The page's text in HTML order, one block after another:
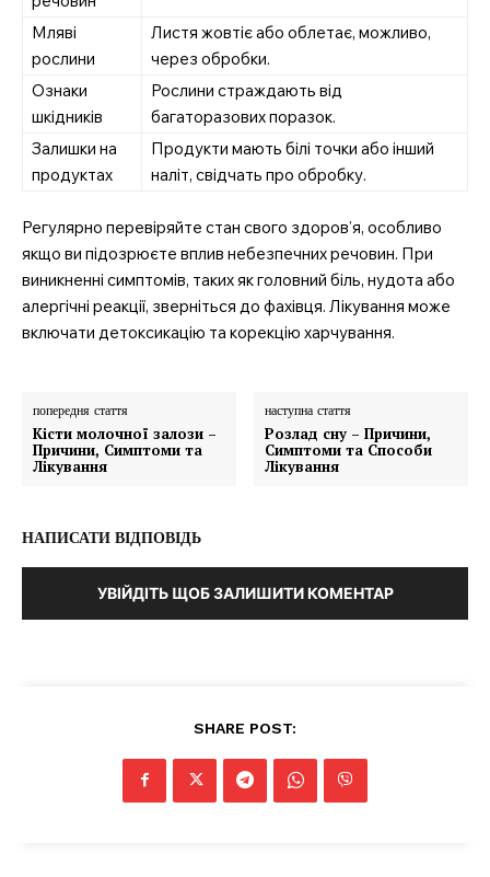
Мляві
рослини
Листя жовтіє або облетає, можливо,
через обробки.
Ознаки
шкідників
Рослини страждають від
багаторазових поразок.
Залишки на
продуктах
Продукти мають білі точки або інший
наліт, свідчать про обробку.
Регулярно перевіряйте стан свого здоров’я, особливо
якщо ви підозрюєте вплив небезпечних речовин. При
виникненні симптомів, таких як головний біль, нудота або
алергічні реакції, зверніться до фахівця. Лікування може
включати детоксикацію та корекцію харчування.
попередня стаття
Кісти молочної залози –
Причини, Симптоми та
Лікування
наступна стаття
Розлад сну – Причини,
Симптоми та Способи
Лікування
НАПИСАТИ ВІДПОВІДЬ
УВІЙДІТЬ ЩОБ ЗАЛИШИТИ КОМЕНТАР
SHARE POST: